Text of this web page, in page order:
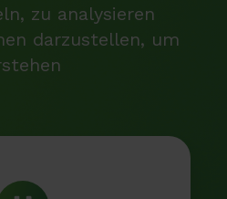
zu analysieren
darzustellen, um